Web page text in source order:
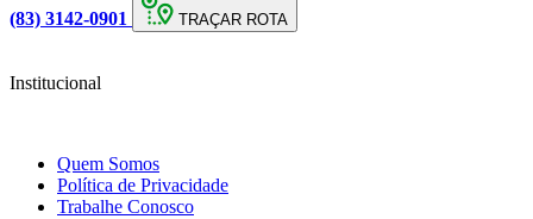
(83) 3142-0901
TRAÇAR ROTA
Institucional
Quem Somos
Política de Privacidade
Trabalhe Conosco